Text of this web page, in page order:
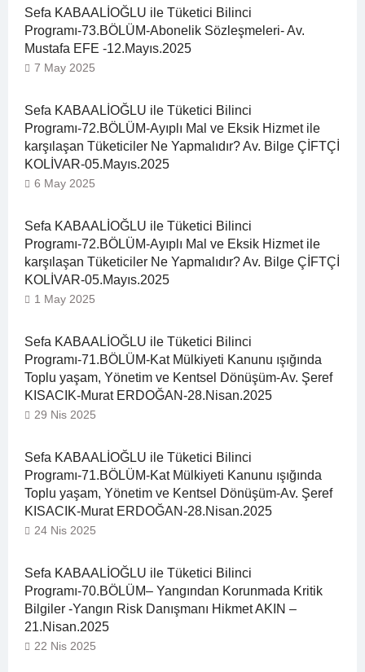
Sefa KABAALİOĞLU ile Tüketici Bilinci
Programı-73.BÖLÜM-Abonelik Sözleşmeleri- Av.
Mustafa EFE -12.Mayıs.2025
7 May 2025
Sefa KABAALİOĞLU ile Tüketici Bilinci
Programı-72.BÖLÜM-Ayıplı Mal ve Eksik Hizmet ile
karşılaşan Tüketiciler Ne Yapmalıdır? Av. Bilge ÇİFTÇİ
KOLİVAR-05.Mayıs.2025
6 May 2025
Sefa KABAALİOĞLU ile Tüketici Bilinci
Programı-72.BÖLÜM-Ayıplı Mal ve Eksik Hizmet ile
karşılaşan Tüketiciler Ne Yapmalıdır? Av. Bilge ÇİFTÇİ
KOLİVAR-05.Mayıs.2025
1 May 2025
Sefa KABAALİOĞLU ile Tüketici Bilinci
Programı-71.BÖLÜM-Kat Mülkiyeti Kanunu ışığında
Toplu yaşam, Yönetim ve Kentsel Dönüşüm-Av. Şeref
KISACIK-Murat ERDOĞAN-28.Nisan.2025
29 Nis 2025
Sefa KABAALİOĞLU ile Tüketici Bilinci
Programı-71.BÖLÜM-Kat Mülkiyeti Kanunu ışığında
Toplu yaşam, Yönetim ve Kentsel Dönüşüm-Av. Şeref
KISACIK-Murat ERDOĞAN-28.Nisan.2025
24 Nis 2025
Sefa KABAALİOĞLU ile Tüketici Bilinci
Programı-70.BÖLÜM– Yangından Korunmada Kritik
Bilgiler -Yangın Risk Danışmanı Hikmet AKIN –
21.Nisan.2025
22 Nis 2025